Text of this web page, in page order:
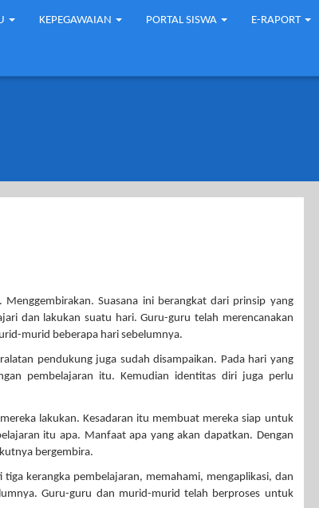
KEPEGAWAIAN PORTAL SISWA E-RAPORT
Suasana ini berangkat dari prinsip yang
dan lakukan suatu hari. Guru-guru telah merencanakan
murid beberapa hari sebelumnya.
pendukung juga sudah disampaikan. Pada hari yang
pembelajaran itu. Kemudian identitas diri juga perlu
lakukan. Kesadaran itu membuat mereka siap untuk
itu apa. Manfaat apa yang akan dapatkan. Dengan
bergembira.
kerangka pembelajaran, memahami, mengaplikasi, dan
Guru-guru dan murid-murid telah berproses untuk